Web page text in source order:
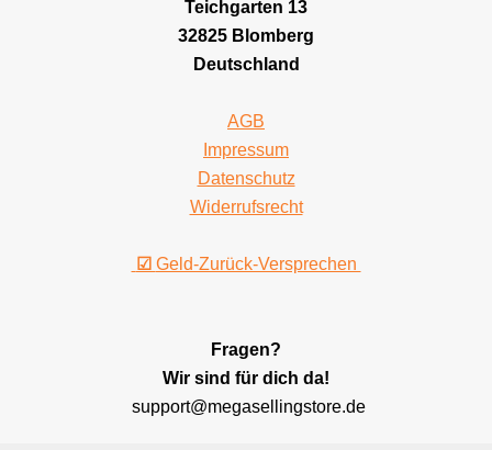
Teichgarten 13
32825 Blomberg
Deutschland
AGB
Impressum
Datenschutz
Widerrufsrecht
☑ Geld-Zurück-Versprechen
Fragen?
Wir sind für dich da!
support@megasellingstore.de